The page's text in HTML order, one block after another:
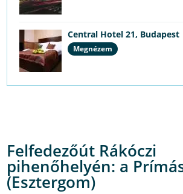
Central Hotel 21, Budapest
Megnézem
Felfedezőút Rákóczi
pihenőhelyén: a
(Esztergom)